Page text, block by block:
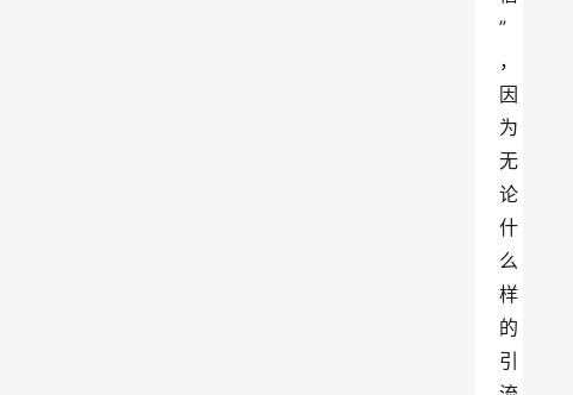
”
，
因
为
无
论
什
么
样
的
引